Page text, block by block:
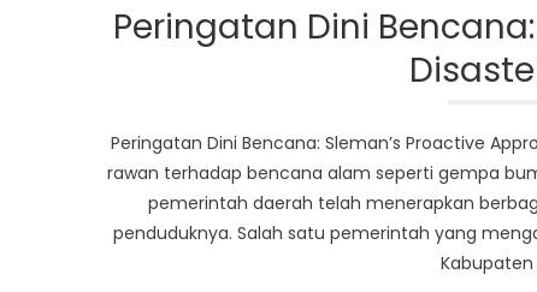
Peringatan Dini
Peringatan Dini Bencana: Sleman’s Proactive
rawan terhadap bencana alam seperti gempa
pemerintah daerah telah menerapkan
penduduknya. Salah satu pemerintah yang
Kabupaten